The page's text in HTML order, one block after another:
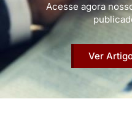
Acesse agora
Ver